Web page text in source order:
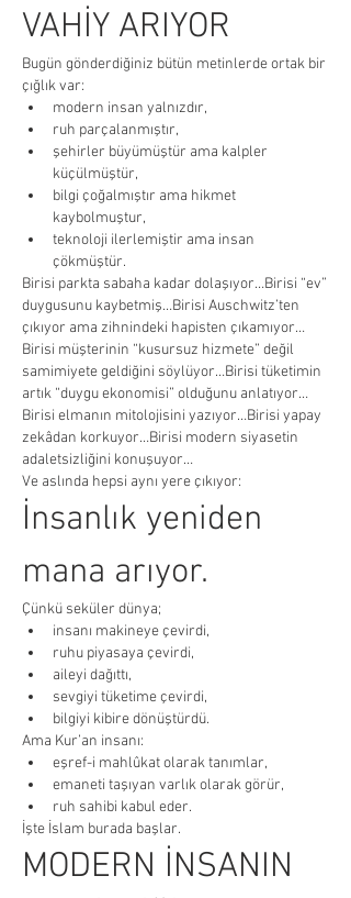
VAHİY ARIYOR
Bugün gönderdiğiniz bütün metinlerde ortak bir
çığlık var:
modern insan yalnızdır,
ruh parçalanmıştır,
şehirler büyümüştür ama kalpler
küçülmüştür,
bilgi çoğalmıştır ama hikmet
kaybolmuştur,
teknoloji ilerlemiştir ama insan
çökmüştür.
Birisi parkta sabaha kadar dolaşıyor…Birisi “ev”
duygusunu kaybetmiş…Birisi Auschwitz’ten
çıkıyor ama zihnindeki hapisten çıkamıyor…
Birisi müşterinin “kusursuz hizmete” değil
samimiyete geldiğini söylüyor…Birisi tüketimin
artık “duygu ekonomisi” olduğunu anlatıyor…
Birisi elmanın mitolojisini yazıyor…Birisi yapay
zekâdan korkuyor…Birisi modern siyasetin
adaletsizliğini konuşuyor…
Ve aslında hepsi aynı yere çıkıyor:
İnsanlık yeniden
mana arıyor.
Çünkü seküler dünya;
insanı makineye çevirdi,
ruhu piyasaya çevirdi,
aileyi dağıttı,
sevgiyi tüketime çevirdi,
bilgiyi kibire dönüştürdü.
Ama Kur’an insanı:
eşref-i mahlûkat olarak tanımlar,
emaneti taşıyan varlık olarak görür,
ruh sahibi kabul eder.
İşte İslam burada başlar.
MODERN İNSANIN